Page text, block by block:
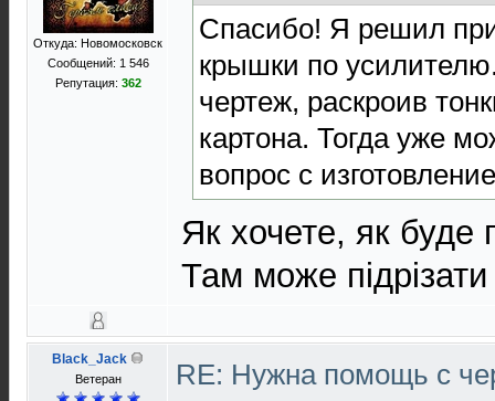
Откуда: Новомосковск
Сообщений: 1 546
Репутация: 362
Спасибо! Я решил
крышки по
чертеж, раскроив
картона. Тогда уже
вопрос с
Як хочете, як буде
Там може
Black_Jack
Ветеран
RE: Нужна помощь с